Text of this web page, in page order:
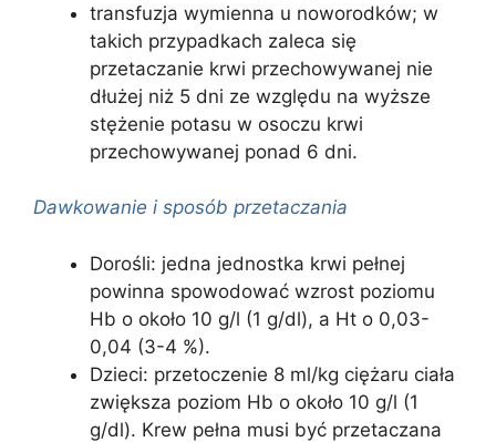
transfuzja wymienna u noworodków; w
takich przypadkach zaleca się
przetaczanie krwi przechowywanej nie
dłużej niż 5 dni ze względu na wyższe
stężenie potasu w osoczu krwi
przechowywanej ponad 6 dni.
Dawkowanie i sposób przetaczania
Dorośli: jedna jednostka krwi pełnej
powinna spowodować wzrost poziomu
Hb o około 10 g/l (1 g/dl), a Ht o 0,03-
0,04 (3-4 %).
Dzieci: przetoczenie 8 ml/kg ciężaru ciała
zwiększa poziom Hb o około 10 g/l (1
g/dl). Krew pełna musi być przetaczana